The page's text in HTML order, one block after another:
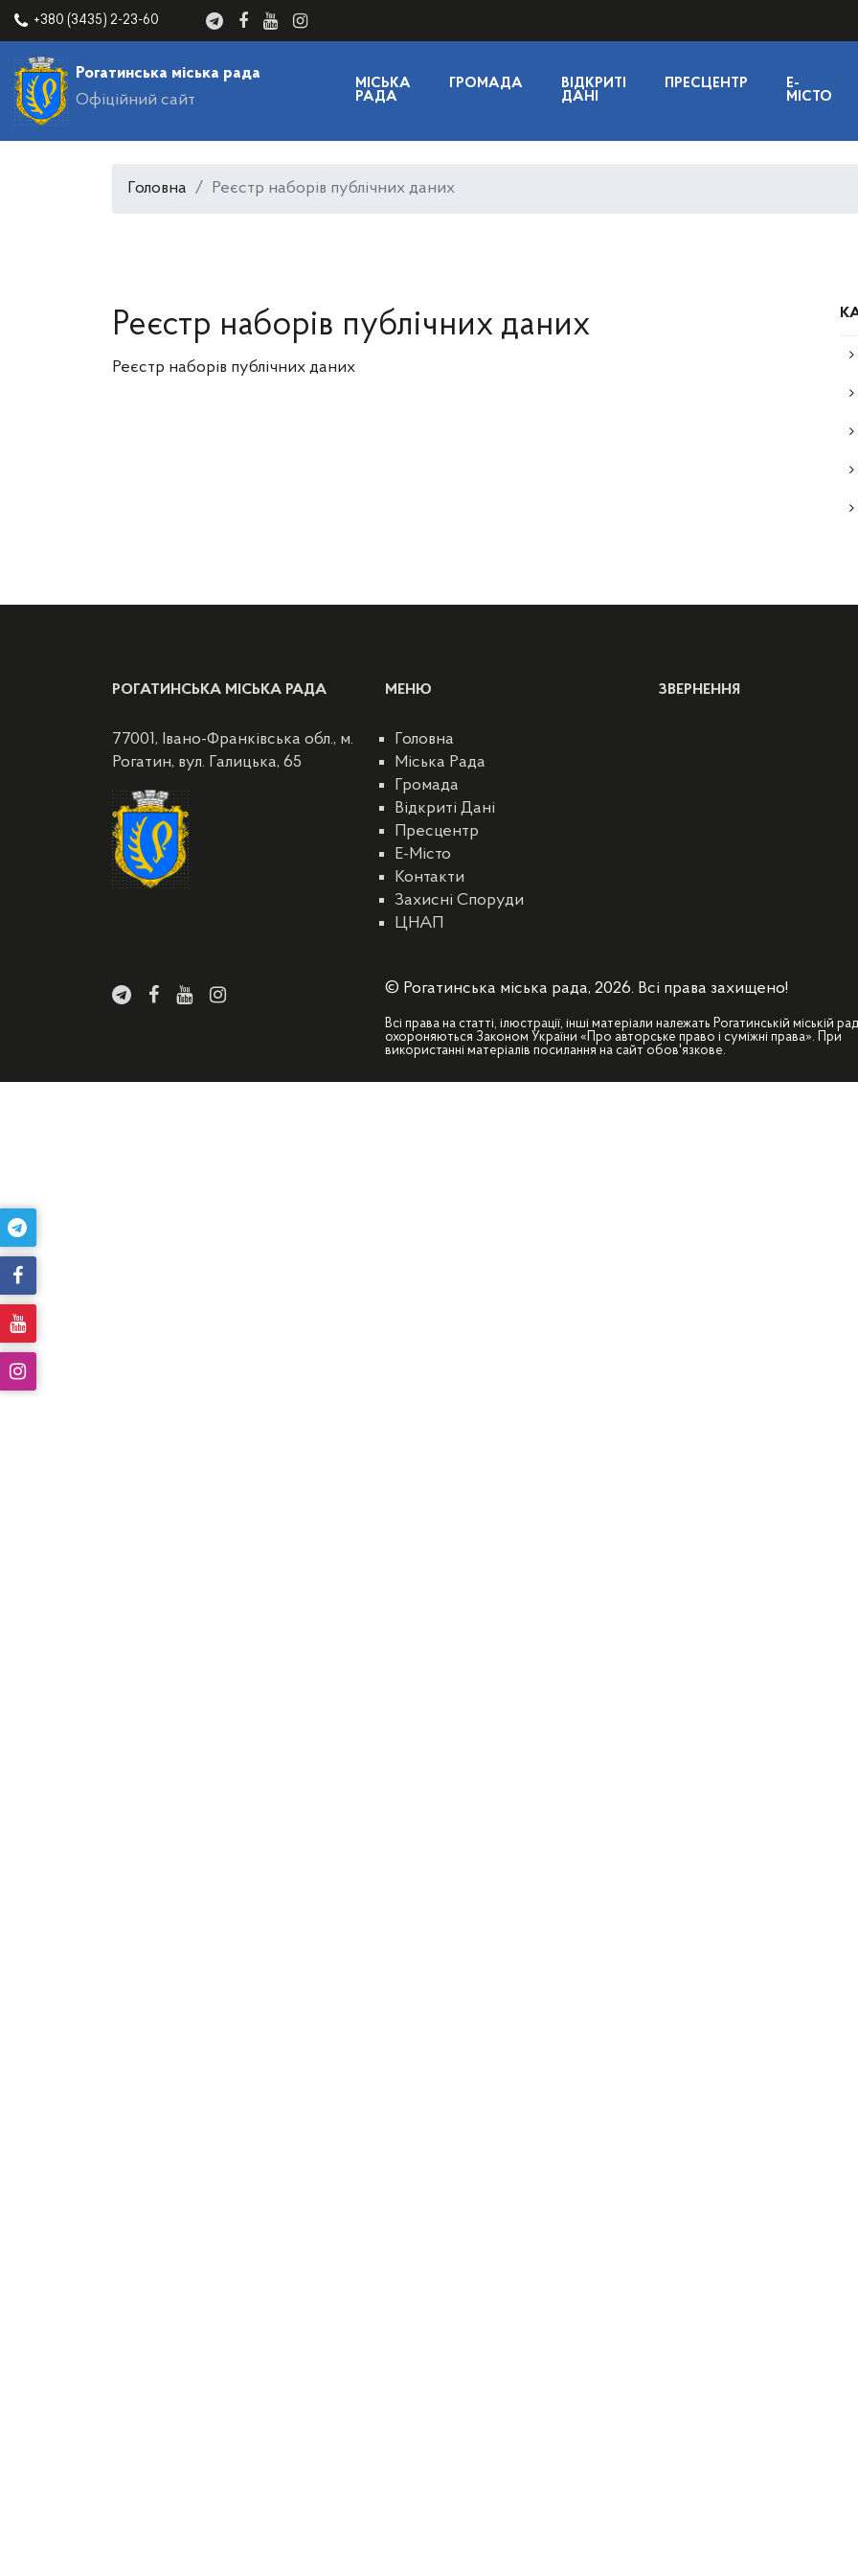
+380 (3435) 2-23-60
Рогатинська міська рада
Офіційний сайт
МІСЬКА
РАДА
ГРОМАДА
ВІДКРИТІ
ДАНІ
ПРЕСЦЕНТР
E-
МІСТО
Головна Реєстр наборів публічних даних
Реєстр наборів публічних даних
Реєстр наборів публічних даних
РОГАТИНСЬКА МІСЬКА РАДА
77001, Івано-Франківська обл., м.
Рогатин, вул. Галицька, 65
МЕНЮ
Головна
Міська Рада
Громада
Відкриті Дані
Пресцентр
E-Місто
Контакти
Захисні Споруди
ЦНАП
ЗВЕРНЕННЯ
© Рогатинська міська рада, 2026. Всі права захищено!
Всі права на статті, ілюстрації, інші матеріали належать Рогатинській міській
охороняються Законом України «Про авторське право і суміжні права». При
використанні матеріалів посилання на сайт обов'язкове.